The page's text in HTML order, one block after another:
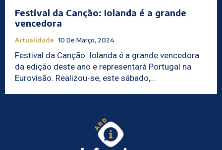
Festival da Canção: Iolanda é a grande
vencedora
Actualidade 10 De Março, 2024
Festival da Canção: Iolanda é a grande vencedora
da edição deste ano e representará Portugal na
Eurovisão. Realizou-se, este sábado,...